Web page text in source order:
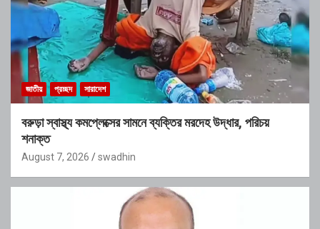
জাতীয় প্রচ্ছদ সারাদেশ
বরুড়া স্বাস্থ্য কমপ্লেক্সের সামনে ব্যক্তির মরদেহ উদ্ধার, পরিচয়
শনাক্ত
August 7, 2026 swadhin